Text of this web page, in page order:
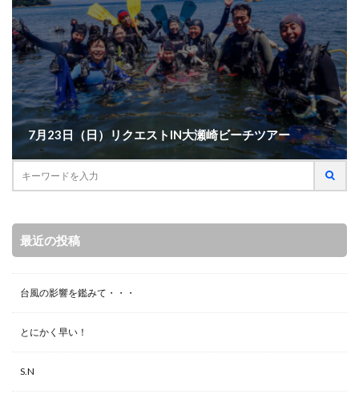
7月23日（日）リクエストIN大瀬崎ビーチツアー
最近の投稿
台風の影響を鑑みて・・・
とにかく早い！
S.N